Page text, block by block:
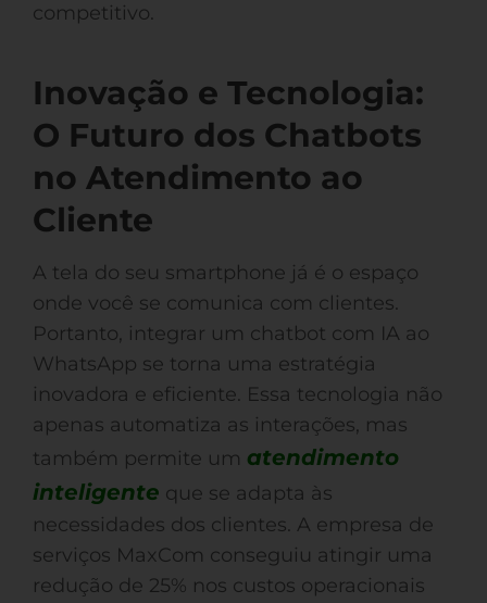
competitivo.
Inovação e Tecnologia:
O Futuro dos Chatbots
no Atendimento ao
Cliente
A tela do seu smartphone já é o espaço
onde você se comunica com clientes.
Portanto, integrar um chatbot com IA ao
WhatsApp se torna uma estratégia
inovadora e eficiente. Essa tecnologia não
apenas automatiza as interações, mas
também permite um atendimento
inteligente que se adapta às
necessidades dos clientes. A empresa de
serviços MaxCom conseguiu atingir uma
redução de 25% nos custos operacionais